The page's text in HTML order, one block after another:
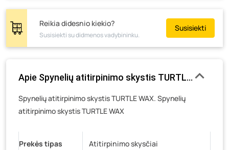
Žemaičių g. 2, Raseiniai
Pramonės g. 6E, Šilutė- 0 vienetų
Gedimino g. 54, Tauragė- 0 vienetų
Veteranų g. 11, Visaginas - 0 vienetų
Baravykų g. 1, Druskininkai- 0 vienetų
Vilniaus g. 89D, Ukmergė- 0 vienetų
K. Donelaičio g. 17, Rokiškis
Šaltupės g. 64, Zarasai- 0 vienetų
Reikia didesnio kiekio?
Susisiekti su didmenos vadybininku.
Susisiekti
Apie Spynelių atitirpinimo skystis TURTLE WAX,
Spynelių atitirpinimo skystis TURTLE WAX. Spynelių
atitirpinimo skystis TURTLE WAX
Prekės tipas Atitirpinimo skysčiai